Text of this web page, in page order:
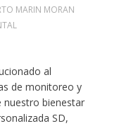
MARIN MORAN
al
de monitoreo y
bienestar
SD,